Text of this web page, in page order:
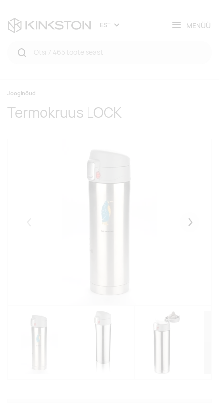
EST MENÜÜ
Jooginõud
Termokruus LOCK